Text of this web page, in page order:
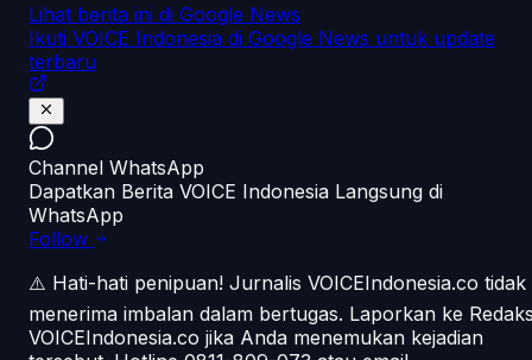
Lihat berita ini di Google News
Ikuti VOICE Indonesia di Google News untuk update
terbaru
Channel WhatsApp
Dapatkan Berita VOICE Indonesia Langsung di
WhatsApp
Follow
⚠️ Hati-hati penipuan! Jurnalis VOICEIndonesia.co tidak
menerima imbalan dalam bertugas. Laporkan ke
VOICEIndonesia.co jika Anda menemukan kejadian